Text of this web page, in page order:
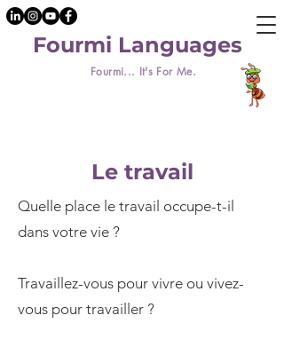
Fourmi... It's For Me.
Fourmi Languages
Le travail
Quelle place le travail occupe-t-il
dans votre vie ?
Travaillez-vous pour vivre ou vivez-
vous pour travailler ?